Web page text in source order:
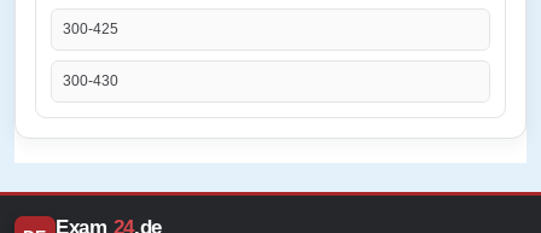
300-425
300-430
Exam 24.de